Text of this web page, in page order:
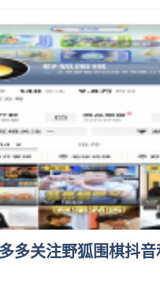
多关注野狐围棋抖